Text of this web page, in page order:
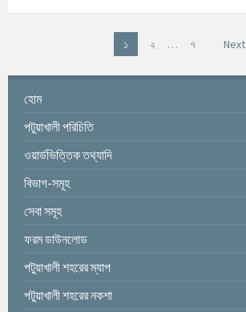
s
১ ২ … ৭ Next
হোম
পটুয়াখালী পরিচিতি
ওয়ার্ডভিত্তিক তথ্যাদি
বিভাগ-সমূহ
সেবা সমূহ
ফরম ডাউনলোড
পটুয়াখালী শহরের ম্যাপ
পটুয়াখালী শহরের নকশা